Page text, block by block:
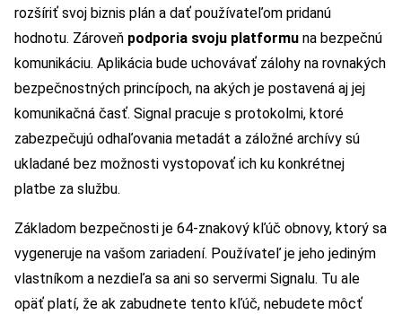
rozšíriť svoj biznis plán a dať používateľom pridanú
hodnotu. Zároveň podporia svoju platformu na bezpečnú
komunikáciu. Aplikácia bude uchovávať zálohy na rovnakých
bezpečnostných princípoch, na akých je postavená aj jej
komunikačná časť. Signal pracuje s protokolmi, ktoré
zabezpečujú odhaľovania metadát a záložné archívy sú
ukladané bez možnosti vystopovať ich ku konkrétnej
platbe za službu.
Základom bezpečnosti je 64-znakový kľúč obnovy, ktorý sa
vygeneruje na vašom zariadení. Používateľ je jeho jediným
vlastníkom a nezdieľa sa ani so servermi Signalu. Tu ale
opäť platí, že ak zabudnete tento kľúč, nebudete môcť